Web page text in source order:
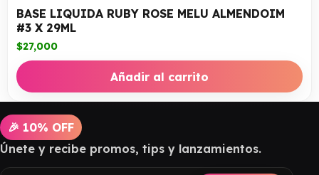
BASE LIQUIDA RUBY ROSE MELU ALMENDOIM
#3 X 29ML
$27,000
Añadir al carrito
🎉 10% OFF
Únete y recibe promos, tips y lanzamientos.